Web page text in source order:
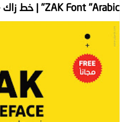
ZAK Font "Arabic" | خط زاك - مجانا